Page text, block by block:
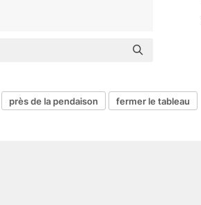
près de la pendaison fermer le tableau